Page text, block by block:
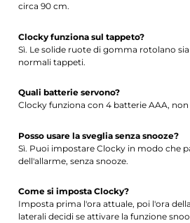
circa 90 cm.
Clocky funziona sul tappeto?
Sì. Le solide ruote di gomma rotolano
normali tappeti.
Quali batterie servono?
Clocky funziona con 4 batterie AAA, non
Posso usare la sveglia senza snooze?
Sì. Puoi impostare Clocky in modo che
dell'allarme, senza snooze.
Come si imposta Clocky?
Imposta prima l'ora attuale, poi l'ora
laterali decidi se attivare la funzione